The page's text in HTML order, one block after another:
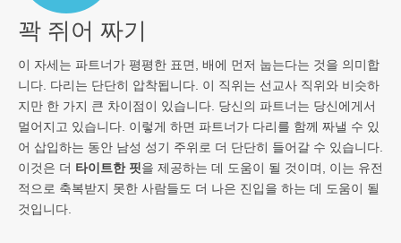
꽉 쥐어 짜기
이 자세는 파트너가 평평한 표면, 배에 먼저 눕는다는 것을 의미합
니다. 다리는 단단히 압착됩니다. 이 직위는 선교사 직위와 비슷하
지만 한 가지 큰 차이점이 있습니다. 당신의 파트너는 당신에게서
멀어지고 있습니다. 이렇게 하면 파트너가 다리를 함께 짜낼 수 있
어 삽입하는 동안 남성 성기 주위로 더 단단히 들어갈 수 있습니다.
이것은 더 타이트한 핏을 제공하는 데 도움이 될 것이며, 이는 유전
적으로 축복받지 못한 사람들도 더 나은 진입을 하는 데 도움이 될
것입니다.